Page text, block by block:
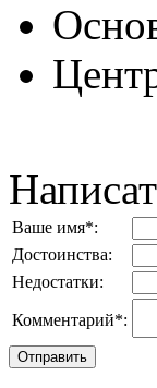
Ваше имя*:
Достоинства:
Недостатки:
Комментарий*: